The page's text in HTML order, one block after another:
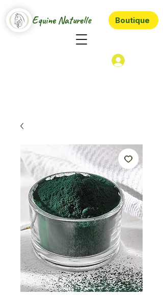
Equine Naturelle Boutique